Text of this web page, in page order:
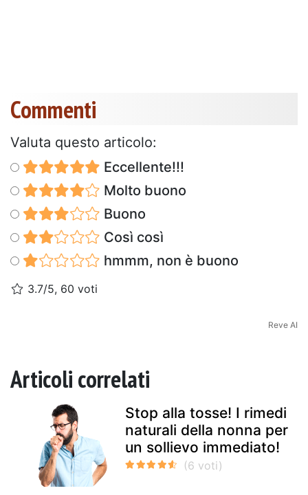
Commenti
Valuta questo articolo:
Eccellente!!!
Molto buono
Buono
Così così
hmmm, non è buono
3.7/5, 60 voti
Reve AI
Articoli correlati
Stop alla tosse! I rimedi
naturali della nonna per
un sollievo immediato!